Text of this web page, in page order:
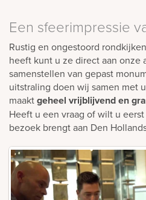
Een sfeerimpressie
Rustig en ongestoord
heeft kunt u ze direct aan onze
samenstellen van gepast
uitstraling doen wij samen met
maaktgeheel vrijblijvend en
Heeft u een vraag of wilt u
bezoek brengt aan Den